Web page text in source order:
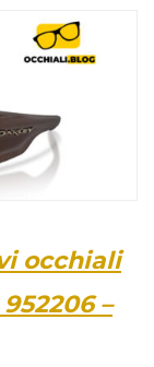
occhiali
–